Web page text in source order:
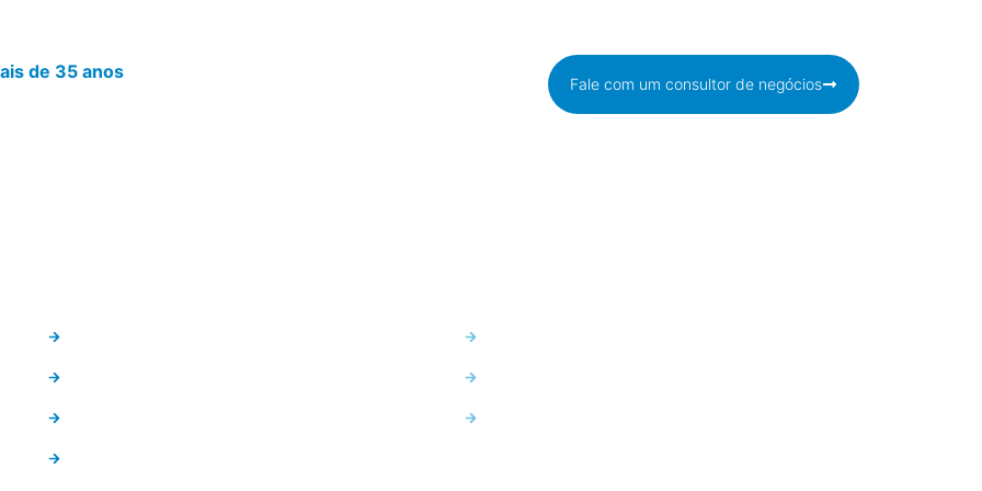
de 35 anos
Fale com um consultor de negócios